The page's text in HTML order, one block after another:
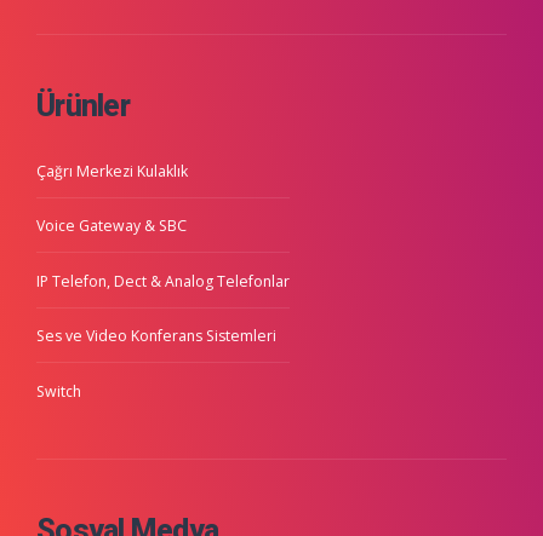
Ürünler
Çağrı Merkezi Kulaklık
Voice Gateway & SBC
IP Telefon, Dect & Analog Telefonlar
Ses ve Video Konferans Sistemleri
Switch